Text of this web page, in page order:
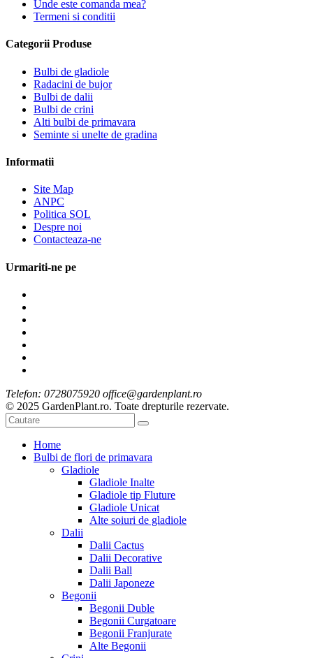
Unde este comanda mea?
Termeni si conditii
Categorii Produse
Bulbi de gladiole
Radacini de bujor
Bulbi de dalii
Bulbi de crini
Alti bulbi de primavara
Seminte si unelte de gradina
Informatii
Site Map
ANPC
Politica SOL
Despre noi
Contacteaza-ne
Urmariti-ne pe
Telefon: 0728075920 office@gardenplant.ro
© 2025 GardenPlant.ro. Toate drepturile rezervate.
Home
Bulbi de flori de primavara
Gladiole
Gladiole Inalte
Gladiole tip Fluture
Gladiole Unicat
Alte soiuri de gladiole
Dalii
Dalii Cactus
Dalii Decorative
Dalii Ball
Dalii Japoneze
Begonii
Begonii Duble
Begonii Curgatoare
Begonii Franjurate
Alte Begonii